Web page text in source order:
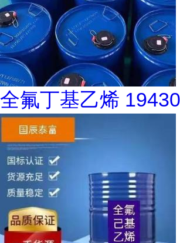
全氟丁基乙烯